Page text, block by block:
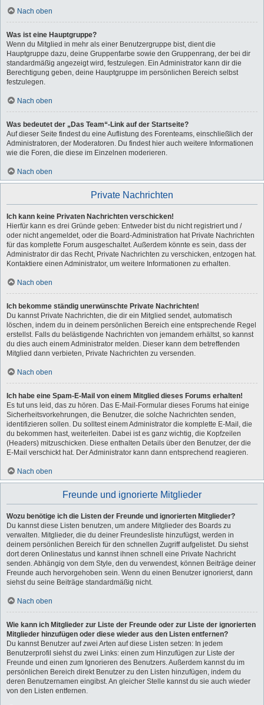
Nach oben
Was ist eine Hauptgruppe?
Wenn du Mitglied in mehr als einer Benutzergruppe bist, dient die
Hauptgruppe dazu, deine Gruppenfarbe sowie den Gruppenrang, der bei dir
standardmäßig angezeigt wird, festzulegen. Ein Administrator kann dir die
Berechtigung geben, deine Hauptgruppe im persönlichen Bereich selbst
festzulegen.
Nach oben
Was bedeutet der „Das Team“-Link auf der Startseite?
Auf dieser Seite findest du eine Auflistung des Forenteams, einschließlich der
Administratoren, der Moderatoren. Du findest hier auch weitere Informationen
wie die Foren, die diese im Einzelnen moderieren.
Nach oben
Private Nachrichten
Ich kann keine Privaten Nachrichten verschicken!
Hierfür kann es drei Gründe geben: Entweder bist du nicht registriert und /
oder nicht angemeldet, oder die Board-Administration hat Private Nachrichten
für das komplette Forum ausgeschaltet. Außerdem könnte es sein, dass der
Administrator dir das Recht, Private Nachrichten zu verschicken, entzogen hat.
Kontaktiere einen Administrator, um weitere Informationen zu erhalten.
Nach oben
Ich bekomme ständig unerwünschte Private Nachrichten!
Du kannst Private Nachrichten, die dir ein Mitglied sendet, automatisch
löschen, indem du in deinem persönlichen Bereich eine entsprechende Regel
erstellst. Falls du belästigende Nachrichten von jemandem erhältst, so kannst
du dies auch einem Administrator melden. Dieser kann dem betreffenden
Mitglied dann verbieten, Private Nachrichten zu versenden.
Nach oben
Ich habe eine Spam-E-Mail von einem Mitglied dieses Forums erhalten!
Es tut uns leid, das zu hören. Das E-Mail-Formular dieses Forums hat einige
Sicherheitsvorkehrungen, die Benutzer, die solche Nachrichten senden,
identifizieren sollen. Du solltest einem Administrator die komplette E-Mail, die
du bekommen hast, weiterleiten. Dabei ist es ganz wichtig, die Kopfzeilen
(Headers) mitzuschicken. Diese enthalten Details über den Benutzer, der die
E-Mail verschickt hat. Der Administrator kann dann entsprechend reagieren.
Nach oben
Freunde und ignorierte Mitglieder
Wozu benötige ich die Listen der Freunde und ignorierten Mitglieder?
Du kannst diese Listen benutzen, um andere Mitglieder des Boards zu
verwalten. Mitglieder, die du deiner Freundesliste hinzufügst, werden in
deinem persönlichen Bereich für den schnellen Zugriff aufgelistet. Du siehst
dort deren Onlinestatus und kannst ihnen schnell eine Private Nachricht
senden. Abhängig von dem Style, den du verwendest, können Beiträge deiner
Freunde auch hervorgehoben sein. Wenn du einen Benutzer ignorierst, dann
siehst du seine Beiträge standardmäßig nicht.
Nach oben
Wie kann ich Mitglieder zur Liste der Freunde oder zur Liste der ignorierten
Mitglieder hinzufügen oder diese wieder aus den Listen entfernen?
Du kannst Benutzer auf zwei Arten auf diese Listen setzen: In jedem
Benutzerprofil siehst du zwei Links: einen zum Hinzufügen zur Liste der
Freunde und einen zum Ignorieren des Benutzers. Außerdem kannst du im
persönlichen Bereich direkt Benutzer zu den Listen hinzufügen, indem du
deren Benutzernamen eingibst. An gleicher Stelle kannst du sie auch wieder
von den Listen entfernen.